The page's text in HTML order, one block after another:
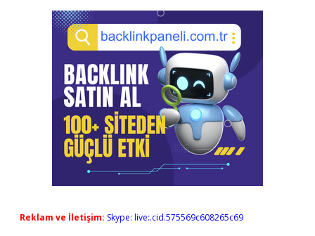
Reklam ve İletişim: Skype: live:.cid.575569c608265c69